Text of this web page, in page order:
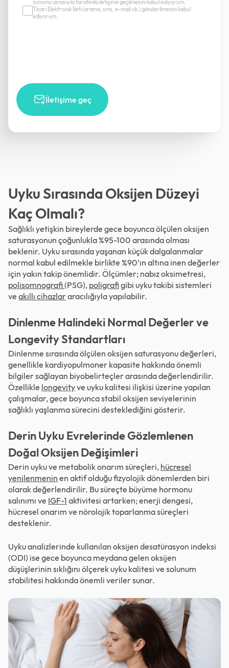
İletişime geç
sunumu amacıyla tarafımla iletişime geçilmesini kabul ediyorum.
Ticari Elektronik İleti (arama, sms, e-mail vb.) gönderilmesini kabul
ediyorum.
Uyku Sırasında Oksijen Düzeyi
Kaç Olmalı?
Sağlıklı yetişkin bireylerde gece boyunca ölçülen oksijen
saturasyonun çoğunlukla %95-100 arasında olması
beklenir. Uyku sırasında yaşanan küçük dalgalanmalar
normal kabul edilmekle birlikte %90’ın altına inen değerler
için yakın takip önemlidir. Ölçümler; nabız oksimetresi,
polisomnografi(PSG), poligrafigibi uyku takibi sistemleri
ve akıllı cihazlararacılığıyla yapılabilir.
Dinlenme Halindeki Normal Değerler ve
Longevity Standartları
Dinlenme sırasında ölçülen oksijen saturasyonu değerleri,
genellikle kardiyopulmoner kapasite hakkında önemli
bilgiler sağlayan biyobelirteçler arasında değerlendirilir.
Özellikle longevityve uyku kalitesi ilişkisi üzerine yapılan
çalışmalar, gece boyunca stabil oksijen seviyelerinin
sağlıklı yaşlanma sürecini desteklediğini gösterir.
Derin Uyku Evrelerinde Gözlemlenen
Doğal Oksijen Değişimleri
Derin uyku ve metabolik onarım süreçleri, hücresel
yenilenmenin en aktif olduğu fizyolojik dönemlerden biri
olarak değerlendirilir. Bu süreçte büyüme hormonu
salınımı ve IGF-1 aktivitesi artarken; enerji dengesi,
hücresel onarım ve nörolojik toparlanma süreçleri
desteklenir.
Uyku analizlerinde kullanılan oksijen desatürasyon indeksi
(ODI) ise gece boyunca meydana gelen oksijen
düşüşlerinin sıklığını ölçerek uyku kalitesi ve solunum
stabilitesi hakkında önemli veriler sunar.